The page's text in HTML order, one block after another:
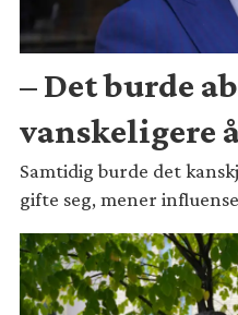
– Det burde
vanskeligere
Samtidig burde det
gifte seg, mener